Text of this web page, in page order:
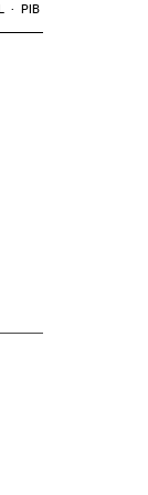
PIB